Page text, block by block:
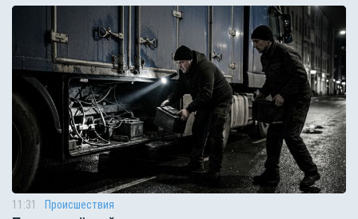
11:31 Происшествия